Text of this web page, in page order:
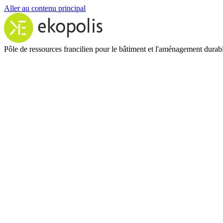
Aller au contenu principal
Pôle de ressources francilien pour le bâtiment et l'aménagement